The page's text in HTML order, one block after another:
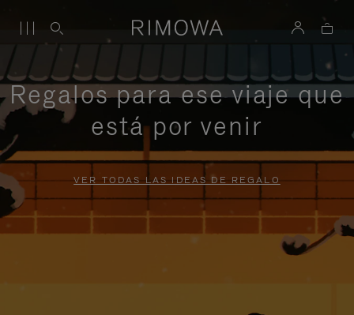
Regalos para ese viaje que
está por venir
VER TODAS LAS IDEAS DE REGALO